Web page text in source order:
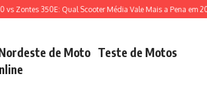
350E: Qual Scooter Média Vale Mais a Pena em 2026?
de Moto Teste de Motos